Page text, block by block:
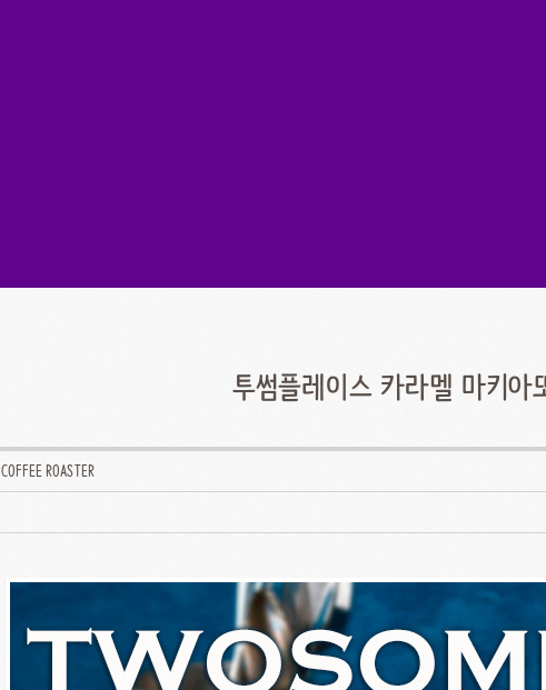
투썸플레이스 카라멜 마키
COFFEE ROASTER